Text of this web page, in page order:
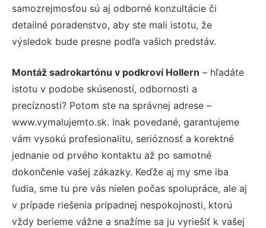
samozrejmosťou sú aj odborné konzultácie či
detailné poradenstvo, aby ste mali istotu, že
výsledok bude presne podľa vašich predstáv.
Montáž sadrokartónu v podkroví Hollern – hľadáte
istotu v podobe skúseností, odbornosti a
precíznosti? Potom ste na správnej adrese –
www.vymalujemto.sk. Inak povedané, garantujeme
vám vysokú profesionalitu, serióznosť a korektné
jednanie od prvého kontaktu až po samotné
dokončenie vašej zákazky. Keďže aj my sme iba
ľudia, sme tu pre vás nielen počas spolupráce, ale aj
v prípade riešenia prípadnej nespokojnosti, ktorú
vždy berieme vážne a snažíme sa ju vyriešiť k vašej